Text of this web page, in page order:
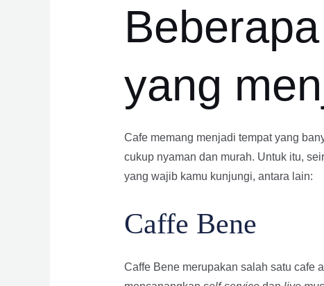
yang
Cafe memang menjadi tempat yang
cukup nyaman dan murah. Untuk itu,
yang wajib kamu kunjungi, antara lain:
Caffe Bene
Caffe Bene merupakan salah satu cafe